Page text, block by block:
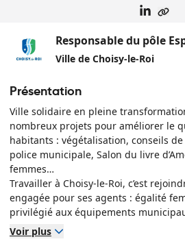
Responsable du pôle
Ville de Choisy-le-Roi
Présentation
Ville solidaire en pleine
nombreux projets pour améliorer le
habitants : végétalisation, conseils
police municipale, Salon du livre
femmes…
Travailler à Choisy-le-Roi, c’est
engagée pour ses agents : égalité
privilégié aux équipements
Une ville qui avance, portée par celles
engagent au quotidien !
Voir plus